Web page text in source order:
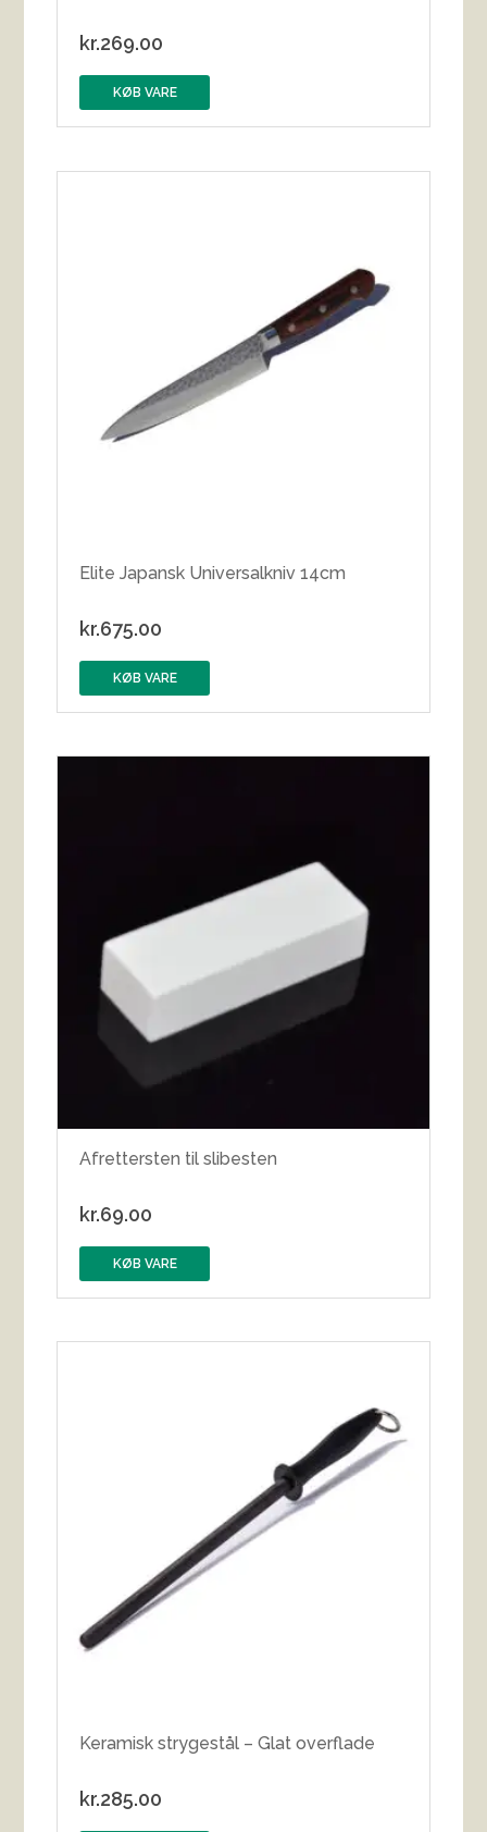
kr.269.00
KØB VARE
Elite Japansk Universalkniv 14cm
kr.675.00
KØB VARE
Afrettersten til slibesten
kr.69.00
KØB VARE
Keramisk strygestål – Glat overflade
kr.285.00